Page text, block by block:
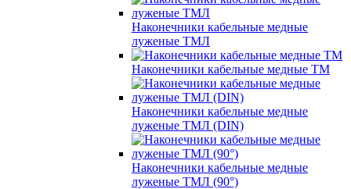
Наконечники кабельные медные
луженые ТМЛ
Наконечники кабельные медные ТМ
Наконечники кабельные медные
луженые ТМЛ (DIN)
Наконечники кабельные медные
луженые ТМЛ (90°)